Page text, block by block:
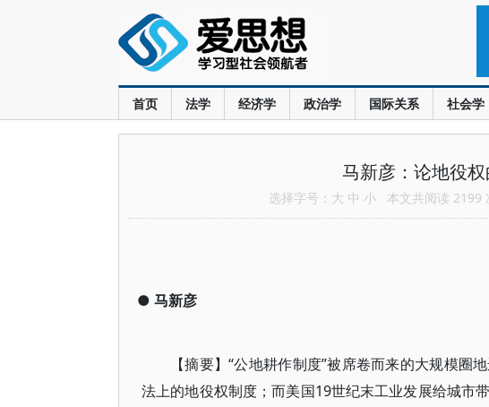
首页 法学 经济学 政治学 国际关系 社会学
马新彦：论地役
选择字号： 大 中 小 本文共阅读 2199
● 马新彦
【摘要】“公地耕作制度”被席卷而来的大规模
法上的地役权制度；而美国19世纪末工业发展给城市